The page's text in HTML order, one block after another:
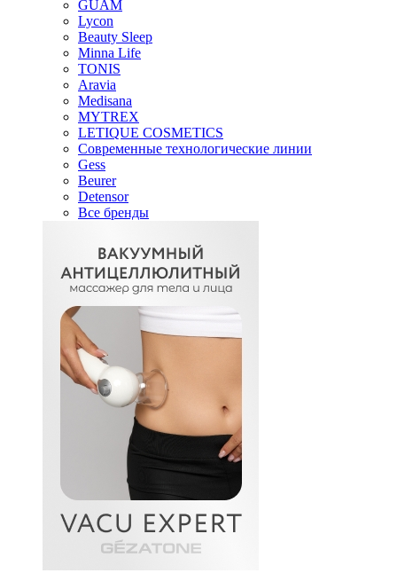
GUAM
Lycon
Beauty Sleep
Minna Life
TONIS
Aravia
Medisana
MYTREX
LETIQUE COSMETICS
Современные технологические линии
Gess
Beurer
Detensor
Все бренды